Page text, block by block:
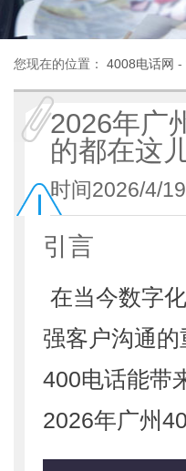
您现在的位置： 4008电话网 -
2026年广
的都在这
时间2026/4/
引言
在当今数字
强客户沟通
400电话能带
2026年广州